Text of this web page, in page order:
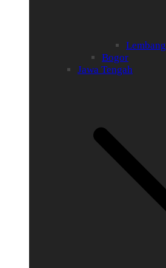
Lembang
Bogor
Jawa Tengah